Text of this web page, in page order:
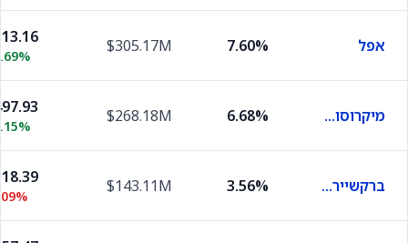
אפל 7.60%
$305.17M
מיקרוסופט 6.68%
$268.18M
ברקשייר הת'אווי בי 3.56%
$143.11M